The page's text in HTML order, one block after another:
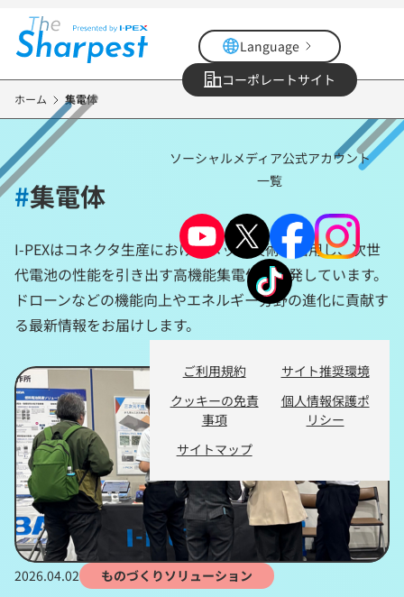
コ
テ
ツ
に
Language
コーポレートサイト
ソーシャルメディア公式アカウント
一覧
ご利用規約
サイト推奨環境
クッキーの免責
事項
個人情報保護ポ
リシー
サイトマップ
ホーム 集電体
#集電体
I-PEXはコネクタ生産におけるメッキ技術を活用し、次世
代電池の性能を引き出す高機能集電体を開発しています。
ドローンなどの機能向上やエネルギー分野の進化に貢献す
る最新情報をお届けします。
2026.04.02 ものづくりソリューション